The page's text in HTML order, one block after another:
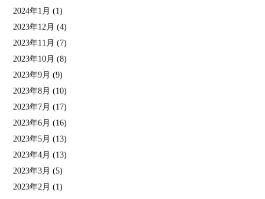
2024年1月 (1)
2023年12月 (4)
2023年11月 (7)
2023年10月 (8)
2023年9月 (9)
2023年8月 (10)
2023年7月 (17)
2023年6月 (16)
2023年5月 (13)
2023年4月 (13)
2023年3月 (5)
2023年2月 (1)